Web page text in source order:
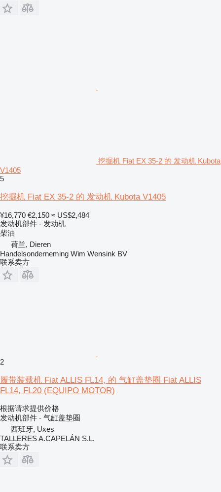
挖掘机 Fiat EX 35-2 的 发动机 Kubota
V1405
5
挖掘机 Fiat EX 35-2 的 发动机 Kubota V1405
¥16,770 €2,150 ≈ US$2,484
发动机部件 - 发动机
柴油
荷兰, Dieren
Handelsonderneming Wim Wensink BV
联系卖方
2
履带装载机 Fiat ALLIS FL14, 的 气缸盖垫圈 Fiat ALLIS
FL14, FL20 (EQUIPO MOTOR)
根据请求提供价格
发动机部件 - 气缸盖垫圈
西班牙, Uxes
TALLERES A.CAPELÁN S.L.
联系卖方